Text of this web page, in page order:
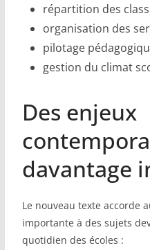
répartition des
organisation des
pilotage
gestion du climat
Des enjeux
davantage
Le nouveau texte accorde
importante à des sujets
quotidien des écoles :